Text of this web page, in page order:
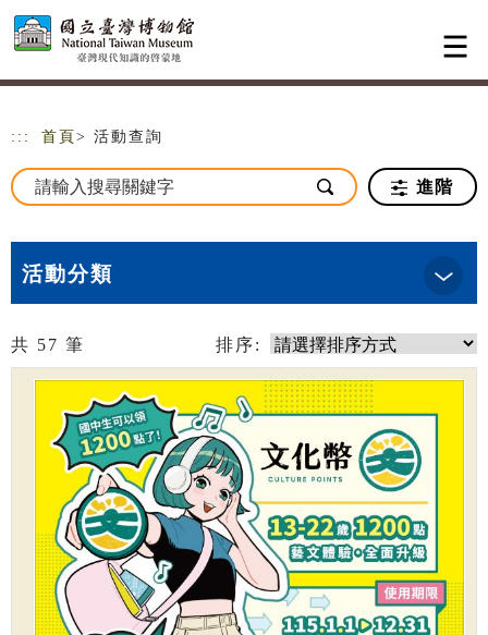
跳到主要內容
網站導覽
::: 首頁 > 活動查詢
進階
活動分類
共 57 筆 排序: